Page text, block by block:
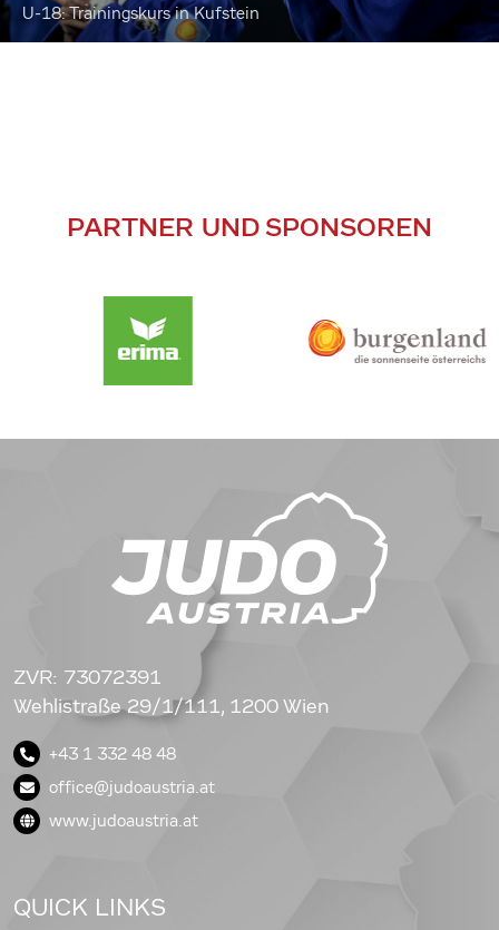
U-18: Trainingskurs in Kufstein
PARTNER UND SPONSOREN
ZVR: 73072391
Wehlistraße 29/1/111, 1200 Wien
+43 1 332 48 48
office@judoaustria.at
www.judoaustria.at
QUICK LINKS